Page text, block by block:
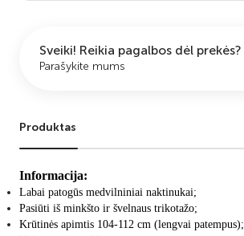
Sveiki! Reikia pagalbos dėl prekės?
Parašykite mums
Produktas
Informacija:
Labai patogūs medvilniniai naktinukai;
Pasiūti iš minkšto ir švelnaus trikotažo;
Krūtinės apimtis 104-112 cm (lengvai patempus);